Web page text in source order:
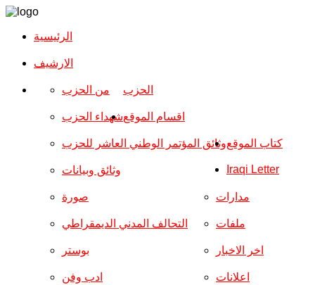
الرئيسية
الارشیف
الحزب من الحزب
شهداء الحزب
وثائق المؤتمر الوطني العاشر للحزب
وثائق وبيانات
اقسام الموقع
صورة
التحالف المدني الديمقراطي
بوستر
ادب وفن
مدارات
ملفات
اخر الاخبار
اعلانات
كتاب الموقع
Iraqi Letter